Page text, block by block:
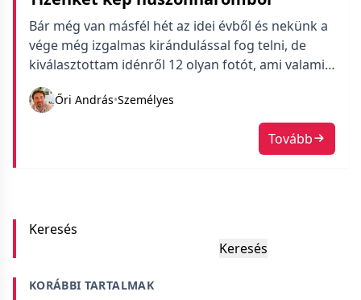
Bár még van másfél hét az idei évből és nekünk a
vége még izgalmas kirándulással fog telni, de
kiválasztottam idénről 12 olyan fotót, ami valami
miatt fontos. Van olyan, amit jól sikerültnek
tartok, de van olyan is, ami fotóként gyenge
viszont emlék vagy jelentése van. Nem könnyű
egyébként havonta csak egy képet kiemelni, főleg
Őri András•Személyes
Tovább
Keresés
Keresés
KORÁBBI TARTALMAK